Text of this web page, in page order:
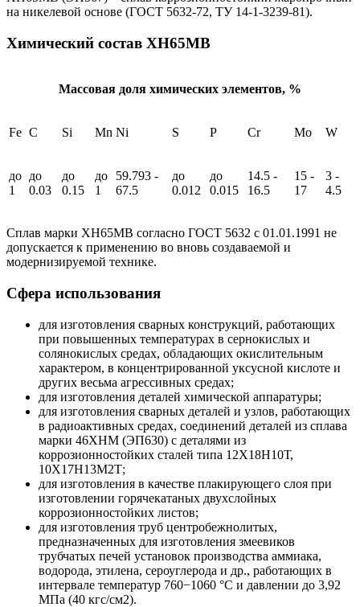
на никелевой основе (ГОСТ 5632-72, TУ 14-1-3239-81).
Химический состав ХН65МВ
Массовая доля химических элементов, %
Fe C Si Mn Ni S P Cr Mo W
до
1
до
0.03
до
0.15
до
1
59.793 -
67.5
до
0.012
до
0.015
14.5 -
16.5
15 -
17
3 -
4.5
Сплав марки ХН65МВ согласно ГОСТ 5632 с 01.01.1991 не
допускается к применению во вновь создаваемой и
модернизируемой технике.
Сфера использования
для изготовления сварных конструкций, работающих
при повышенных температурах в сернокислых и
солянокислых средах, обладающих окислительным
характером, в концентрированной уксусной кислоте и
других весьма агрессивных средах;
для изготовления деталей химической аппаратуры;
для изготовления сварных деталей и узлов, работающих
в радиоактивных средах, соединений деталей из сплава
марки 46ХНМ (ЭП630) с деталями из
коррозионностойких сталей типа 12X18Н10Т,
10Х17Н13М2Т;
для изготовления в качестве плакирующего слоя при
изготовлении горячекатаных двухслойных
коррозионностойких листов;
для изготовления труб центробежнолитых,
предназначенных для изготовления змеевиков
трубчатых печей установок производства аммиака,
водорода, этилена, сероуглерода и др., работающих в
интервале температур 760−1060 °С и давлении до 3,92
МПа (40 кгс/см2).